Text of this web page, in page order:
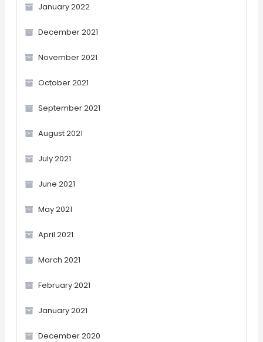
January 2022
December 2021
November 2021
October 2021
September 2021
August 2021
July 2021
June 2021
May 2021
April 2021
March 2021
February 2021
January 2021
December 2020